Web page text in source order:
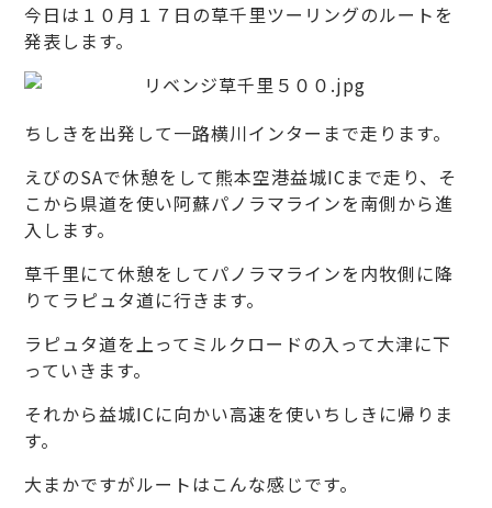
今日は１０月１７日の草千里ツーリングのルートを
発表します。
ちしきを出発して一路横川インターまで走ります。
えびのSAで休憩をして熊本空港益城ICまで走り、そ
こから県道を使い阿蘇パノラマラインを南側から進
入します。
草千里にて休憩をしてパノラマラインを内牧側に降
りてラピュタ道に行きます。
ラピュタ道を上ってミルクロードの入って大津に下
っていきます。
それから益城ICに向かい高速を使いちしきに帰りま
す。
大まかですがルートはこんな感じです。